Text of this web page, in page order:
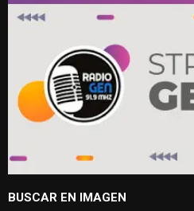
BUSCAR EN IMAGEN